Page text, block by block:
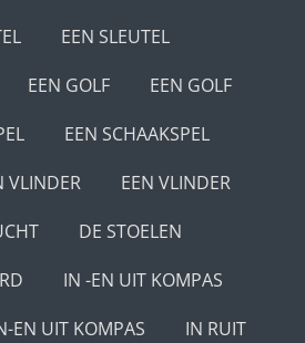
EEN SLEUTEL
EEN GOLF
EEN GOLF
EEN SCHAAKSPEL
VLINDER
EEN VLINDER
DE STOELEN
IN -EN UIT KOMPAS
EN UIT KOMPAS
IN RUIT